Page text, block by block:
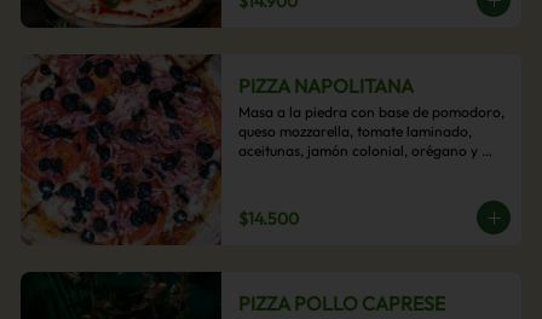
PIZZA NAPOLITANA
Masa a la piedra con base de pomodoro,
queso mozzarella, tomate laminado,
aceitunas, jamón colonial, orégano y
$14.500
PIZZA POLLO CAPRESE